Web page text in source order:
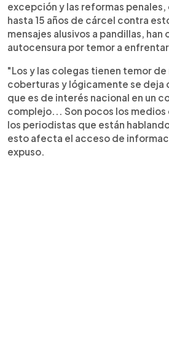
excepción y las reformas penales,
hasta 15 años de cárcel contra
mensajes alusivos a pandillas,
autocensura por temor a
"Los y las colegas tienen temor
coberturas y lógicamente se deja
que es de interés nacional en un
complejo... Son pocos los
los periodistas que están
esto afecta el acceso de
expuso.